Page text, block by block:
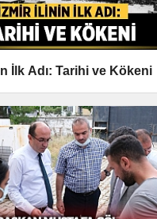
İlk Adı: Tarihi ve Kökeni